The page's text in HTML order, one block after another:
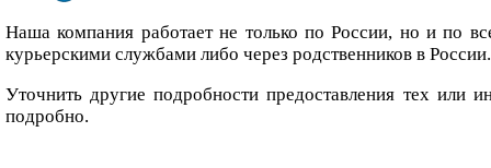
Наша компания работает не только по России, но и по
курьерскими службами либо через родственников в России.
Уточнить другие подробности предоставления тех
подробно.